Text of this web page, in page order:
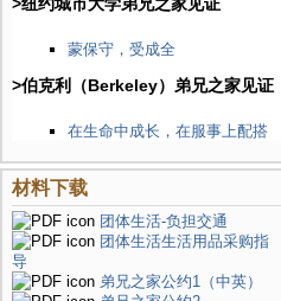
蒙保守，受成全
>伯克利（Berkeley）弟兄之家见证
在生命中成长，在服事上配搭
材料下载
团体生活-负担交通
团体生活生活用品采购指
导
弟兄之家公约1（中英）